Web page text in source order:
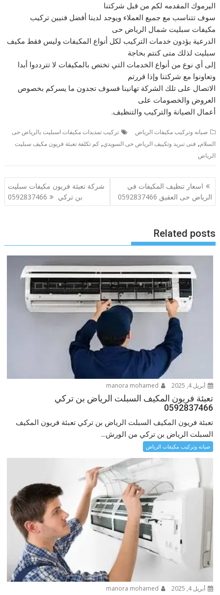
اليرموك المقدمه لكم من قبل شركتنا
سوف تتناسب مع جميع العملاء ويوجد لدينا أفضل فنيين تركيب
مكيفات سبليت شمال الرياض حى
الدرعية يؤدون خدمات التركيب لكل أنواع المكيفات وليس فقط مكيف
سبليت لذلك متى كنتم بحاجة
إلى أي نوع من أنواع الخدمات التي تختص بالمكيفات لا تترددوا أبدا
وتعاونوا مع شركتنا وإذا قررتم
الاتصال على تلك الشركة تهانينا فسوف تجدون ما يسركم بخصوص
العروض والخصومات على
أعمال الصيانة والتركيب والتنظيف.
صيانه وتركيب مكيفات الرياض
تركيب تمديدات مكيفات اسبليت بالرياض حى
السلام, فنى تبريد وتكييف الرياض حى السويدي,كم تكلفة تعبئة فريون مكيف سبليت
الرياض
تصفّح
المقالات
اسعار تنظيف المكيفات في
الرياض حى العقيق 0592837466
شركة تعبئة فريون مكيفات سبليت
بن تركي 0592837466
Related posts
أبريل 4, 2025
تعبئة فريون المكيف السبلت الرياض بن تركي
0592837466
تعبئة فريون المكيف السبلت الرياض بن تركي تعبئة فريون المكيف
السبلت الرياض بن تركي من الورش...
صيانه وتركيب مكيفات الرياض
أبريل 4, 2025